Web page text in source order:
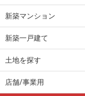
新築マンション
新築一戸建て
土地を探す
店舗/事業用